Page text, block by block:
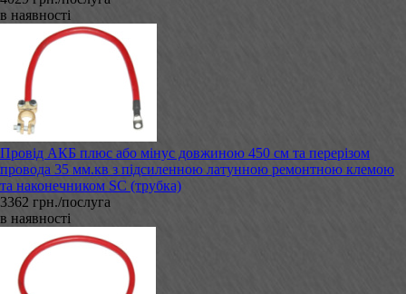
в наявності
Провід АКБ плюс або мінус довжиною 450 см та перерізом
провода 35 мм.кв з підсиленною латунною ремонтною клемою
та наконечником SC (трубка)
3362 грн./послуга
в наявності